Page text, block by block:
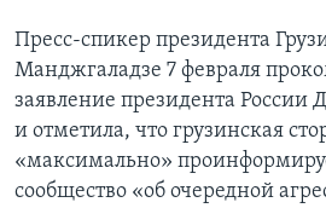
Пресс-спикер президента
Манджгаладзе 7 февраля
заявление президента России
и отметила, что грузинская
«максимально»
сообщество «об очередной